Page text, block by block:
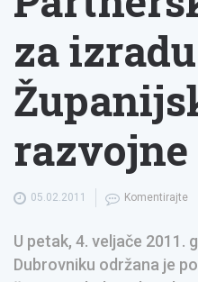
za izradu
05.02.2011 Komentirajte
U petak, 4. veljače 2011.
Dubrovniku održana je